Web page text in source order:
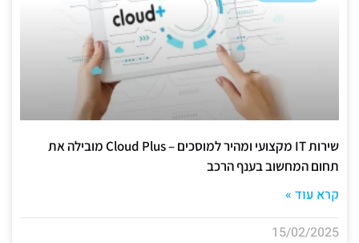
שירות IT מקצועי ומהיר למוסכים – Cloud Plus מובילה את
תחום המחשוב בענף הרכב
קרא עוד »
15/02/2025